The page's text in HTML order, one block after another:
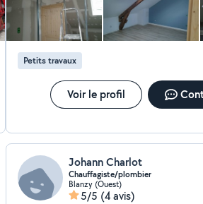
Petits travaux
Voir le profil
Johann Charlot
Chauffagiste/plombier
Blanzy (Ouest)
5/5 (4 avis)